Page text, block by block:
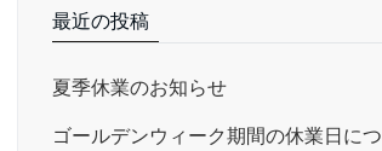
最近の投稿
夏季休業のお知らせ
ゴールデンウィーク期間の休業日につ